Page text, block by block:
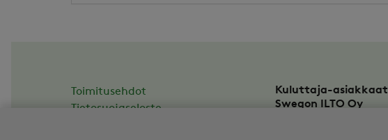
Toimitusehdot
Tietosuojaseloste
Kuluttaja-asiakkaat
Swegon ILTO Oy